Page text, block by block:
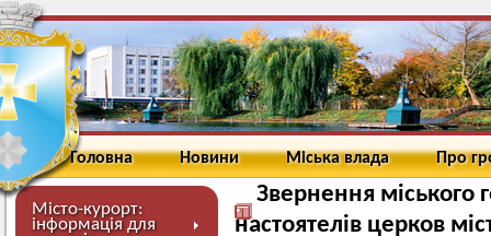
Головна Новини Міська влада Про
Місто-курорт:
інформація для
Звернення міського
настоятелів церков